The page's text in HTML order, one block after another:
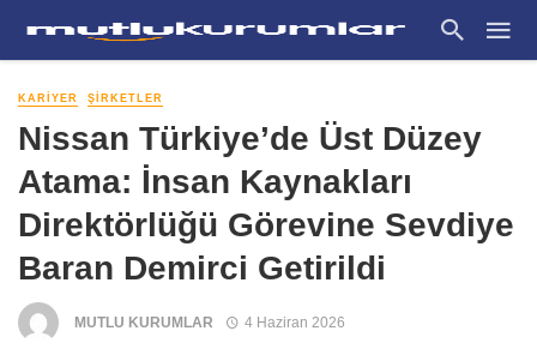
KARIYER ŞIRKETLER
Nissan Türkiye’de Üst Düzey
Atama: İnsan Kaynakları
Direktörlüğü Görevine Sevdiye
Baran Demirci Getirildi
MUTLU KURUMLAR 4 Haziran 2026